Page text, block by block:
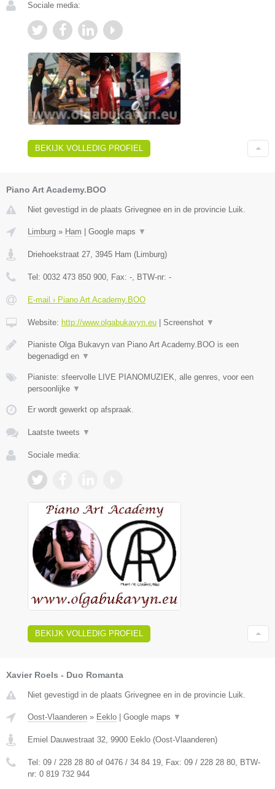
Sociale media:
BEKIJK VOLLEDIG PROFIEL
Piano Art Academy.BOO
Niet gevestigd in de plaats Grivegnee en in de provincie Luik.
Limburg » Ham Google maps ▼
Driehoekstraat 27, 3945 Ham (Limburg)
Tel: 0032 473 850 900, Fax: -, BTW-nr: -
E-mail › Piano Art Academy.BOO
Website: http://www.olgabukavyn.eu Screenshot ▼
Pianiste Olga Bukavyn van Piano Art Academy.BOO is een
begenadigd en ▼
Pianiste: sfeervolle LIVE PIANOMUZIEK, alle genres, voor een
persoonlijke ▼
Er wordt gewerkt op afspraak.
Laatste tweets ▼
Sociale media:
BEKIJK VOLLEDIG PROFIEL
Xavier Roels - Duo Romanta
Niet gevestigd in de plaats Grivegnee en in de provincie Luik.
Oost-Vlaanderen » Eeklo | Google maps ▼
Emiel Dauwestraat 32 9900 Eeklo (Oost-Vlaanderen)
Tel: 09 / 228 28 80 of 0476 / 34 84 19 , Fax: 09 / 228 28 80 , BTW-
nr: 0 819 732 944